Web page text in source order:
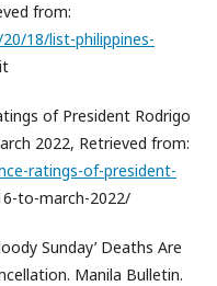
from:
18/list-philippines-
of President Rodrigo
2022, Retrieved from:
ratings-of-president-
to-march-2022/
Sunday’ Deaths Are
Manila Bulletin.